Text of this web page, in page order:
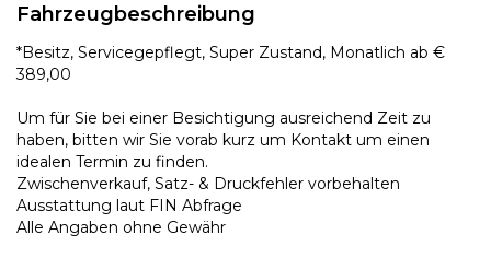
Fahrzeugbeschreibung
*Besitz, Servicegepflegt, Super Zustand, Monatlich ab €
389,00
Um für Sie bei einer Besichtigung ausreichend Zeit zu
haben, bitten wir Sie vorab kurz um Kontakt um einen
idealen Termin zu finden.
Zwischenverkauf, Satz- & Druckfehler vorbehalten
Ausstattung laut FIN Abfrage
Alle Angaben ohne Gewähr